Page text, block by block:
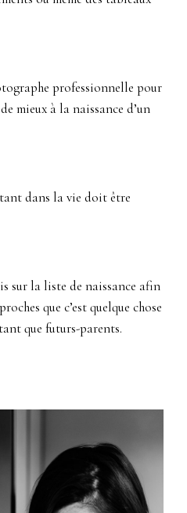
professionnelle pour
mieux à la naissance d’un
dans la vie doit être
sur la liste de naissance afin
que c’est quelque chose
que futurs-parents.